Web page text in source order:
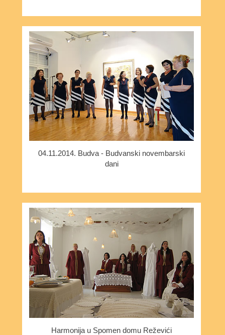
04.11.2014. Budva - Budvanski novembarski
dani
Harmonija u Spomen domu Reževići